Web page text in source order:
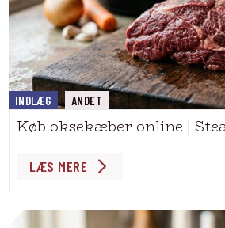
INDLÆG ANDET
Køb oksekæber online |
LÆS MERE